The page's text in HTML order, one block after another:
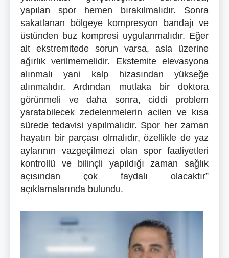
yapılan spor hemen bırakılmalıdır. Sonra
sakatlanan bölgeye kompresyon bandajı ve
üstünden buz kompresi uygulanmalıdır. Eğer
alt ekstremitede sorun varsa, asla üzerine
ağırlık verilmemelidir. Ekstemite elevasyona
alınmalı yani kalp hizasından yükseğe
alınmalıdır. Ardından mutlaka bir doktora
görünmeli ve daha sonra, ciddi problem
yaratabilecek zedelenmelerin acilen ve kısa
sürede tedavisi yapılmalıdır. Spor her zaman
hayatın bir parçası olmalıdır, özellikle de yaz
aylarının vazgeçilmezi olan spor faaliyetleri
kontrollü ve bilinçli yapıldığı zaman sağlık
açısından çok faydalı olacaktır”
açıklamalarında bulundu.